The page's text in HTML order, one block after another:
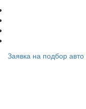
Заявка на подбор авто